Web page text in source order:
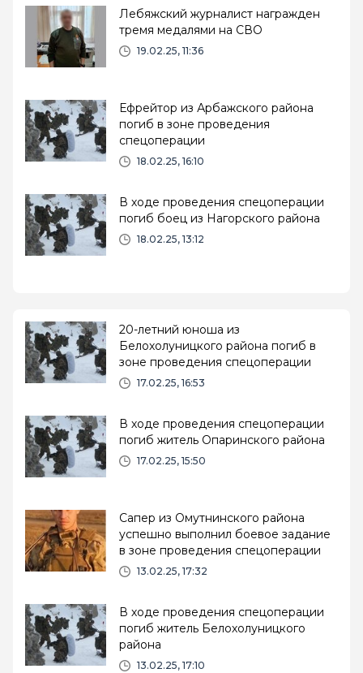
Лебяжский журналист награжден
тремя медалями на СВО
19.02.25, 11:36
Ефрейтор из Арбажского района
погиб в зоне проведения
спецоперации
18.02.25, 16:10
В ходе проведения спецоперации
погиб боец из Нагорского района
18.02.25, 13:12
20-летний юноша из
Белохолуницкого района погиб в
зоне проведения спецоперации
17.02.25, 16:53
В ходе проведения спецоперации
погиб житель Опаринского района
17.02.25, 15:50
Сапер из Омутнинского района
успешно выполнил боевое задание
в зоне проведения спецоперации
13.02.25, 17:32
В ходе проведения спецоперации
погиб житель Белохолуницкого
района
13.02.25, 17:10